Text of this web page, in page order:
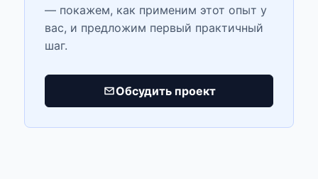
— покажем, как применим этот опыт у
вас, и предложим первый практичный
шаг.
Обсудить проект